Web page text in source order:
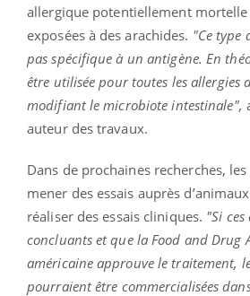
allergique potentiellement
exposées à des arachides. "Ce type
pas spécifique à un antigène. En
être utilisée pour toutes les allergies
modifiant le microbiote intestinale",
auteur des travaux.
Dans de prochaines recherches,
mener des essais auprès
réaliser des essais cliniques. "Si ces
concluants et que la Food and Drug
américaine approuve le traitement,
pourraient être commercialisées